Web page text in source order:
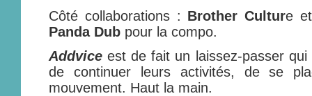
Côté collaborations : Brother Culture
Panda Dub pour la compo.
Addvice est de fait un laissez-passer
de continuer leurs activités, de se
mouvement. Haut la main.